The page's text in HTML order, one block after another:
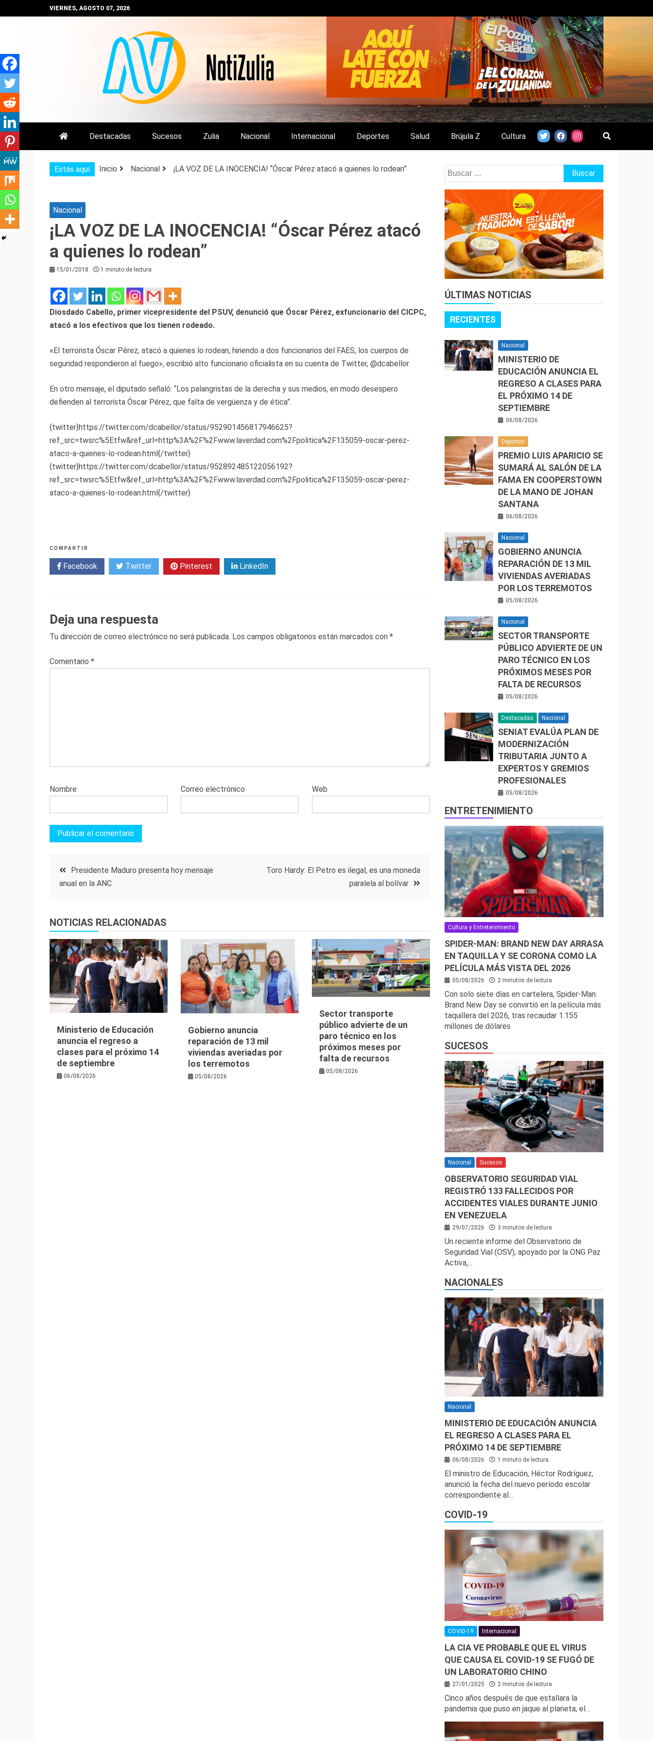
al
VIERNES, AGOSTO 07, 2026
NOTIZULIA
NOTICIAS DEL ZULIA, VENEZUELA Y DE INTERÉS GENERAL.
Destacadas Sucesos Zulia Nacional Internacional Deportes Salud Brújula Z Cultura
Estás aquí Inicio Nacional ¡LA VOZ DE LA INOCENCIA! “Óscar Pérez atacó a quienes lo rodean”
Nacional
¡LA VOZ DE LA INOCENCIA! “Óscar Pérez atacó
a quienes lo rodean”
15/01/2018 1 minuto de lectura
Diosdado Cabello, primer vicepresidente del PSUV, denunció que Óscar Pérez, exfuncionario del CICPC,
atacó a los efectivos que los tienen rodeado.
«El terrorista Óscar Pérez, atacó a quienes lo rodean, hiriendo a dos funcionarios del FAES, los cuerpos de
seguridad respondieron al fuego», escribió alto funcionario oficialista en su cuenta de Twitter, @dcabellor.
En otro mensaje, el diputado señaló: “Los palangristas de la derecha y sus medios, en modo desespero
defienden al terrorista Óscar Pérez, que falta de vergüenza y de ética”.
{twitter}https://twitter.com/dcabellor/status/952901456817946625?
ref_src=twsrc%5Etfw&ref_url=http%3A%2F%2Fwww.laverdad.com%2Fpolitica%2F135059-oscar-perez-
ataco-a-quienes-lo-rodean.html{/twitter}
{twitter}https://twitter.com/dcabellor/status/952892485122056192?
ref_src=twsrc%5Etfw&ref_url=http%3A%2F%2Fwww.laverdad.com%2Fpolitica%2F135059-oscar-perez-
ataco-a-quienes-lo-rodean.html{/twitter}
COMPARTIR
Facebook Twitter Pinterest LinkedIn
Deja una respuesta
Tu dirección de correo electrónico no será publicada. Los campos obligatorios están marcados con *
Comentario *
Nombre Correo electrónico Web
Navegación
entradas
Presidente Maduro presenta hoy mensaje
anual en la ANC
Toro Hardy: El Petro es ilegal, es una moneda
paralela al bolívar
NOTICIAS RELACIONADAS
Ministerio de Educación
anuncia el regreso a
clases para el próximo 14
de septiembre
06/08/2026
Gobierno anuncia
reparación de 13 mil
viviendas averiadas por
los terremotos
05/08/2026
Sector transporte
público advierte de un
paro técnico en los
próximos meses por
falta de recursos
05/08/2026
Buscar:
ÚLTIMAS NOTICIAS
RECIENTES
Nacional
MINISTERIO DE
EDUCACIÓN ANUNCIA EL
REGRESO A CLASES PARA
EL PRÓXIMO 14 DE
SEPTIEMBRE
06/08/2026
Deportes
PREMIO LUIS APARICIO SE
SUMARÁ AL SALÓN DE LA
FAMA EN COOPERSTOWN
DE LA MANO DE JOHAN
SANTANA
06/08/2026
Nacional
GOBIERNO ANUNCIA
REPARACIÓN DE 13 MIL
VIVIENDAS AVERIADAS
POR LOS TERREMOTOS
05/08/2026
Nacional
SECTOR TRANSPORTE
PÚBLICO ADVIERTE DE UN
PARO TÉCNICO EN LOS
PRÓXIMOS MESES POR
FALTA DE RECURSOS
05/08/2026
Destacadas Nacional
SENIAT EVALÚA PLAN DE
MODERNIZACIÓN
TRIBUTARIA JUNTO A
EXPERTOS Y GREMIOS
PROFESIONALES
05/08/2026
ENTRETENIMIENTO
Cultura y Entretenimiento
SPIDER-MAN: BRAND NEW DAY ARRASA
EN TAQUILLA Y SE CORONA COMO LA
PELÍCULA MÁS VISTA DEL 2026
05/08/2026 2 minutos de lectura
Con solo siete días en cartelera, Spider-Man:
Brand New Day se convirtió en la película más
taquillera del 2026, tras recaudar 1.155
millones de dólares
SUCESOS
Nacional Sucesos
OBSERVATORIO SEGURIDAD VIAL
REGISTRÓ 133 FALLECIDOS POR
ACCIDENTES VIALES DURANTE JUNIO
EN VENEZUELA
29/07/2026 3 minutos de lectura
Un reciente informe del Observatorio de
Seguridad Vial (OSV), apoyado por la ONG Paz
Activa,…
NACIONALES
Nacional
MINISTERIO DE EDUCACIÓN ANUNCIA
EL REGRESO A CLASES PARA EL
PRÓXIMO 14 DE SEPTIEMBRE
06/08/2026 1 minuto de lectura
El ministro de Educación, Héctor Rodríguez,
anunció la fecha del nuevo período escolar
correspondiente al…
COVID-19
COVID-19 Internacional
LA CIA VE PROBABLE QUE EL VIRUS
QUE CAUSA EL COVID-19 SE FUGÓ DE
UN LABORATORIO CHINO
27/01/2025 2 minutos de lectura
Cinco años después de que estallara la
pandemia que puso en jaque al planeta, el…